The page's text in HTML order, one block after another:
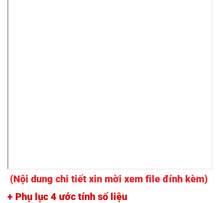
(Nội dung chi tiết xin mời xem file đính kèm)
+ Phụ lục 4 ước tính số liệu